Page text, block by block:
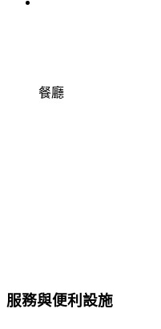
餐廳
服務與便利設施